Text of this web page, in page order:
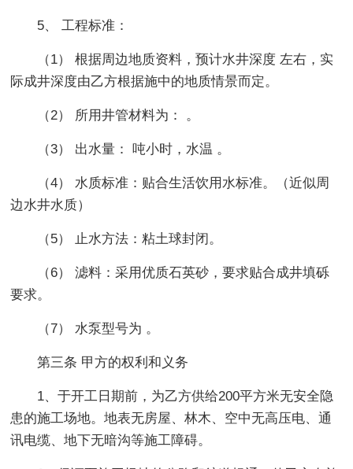
5、 工程标准：
（1） 根据周边地质资料，预计水井深度 左右，实
际成井深度由乙方根据施中的地质情景而定。
（2） 所用井管材料为： 。
（3） 出水量： 吨小时，水温 。
（4） 水质标准：贴合生活饮用水标准。（近似周
边水井水质）
（5） 止水方法：粘土球封闭。
（6） 滤料：采用优质石英砂，要求贴合成井填砾
要求。
（7） 水泵型号为 。
第三条 甲方的权利和义务
1、于开工日期前，为乙方供给200平方米无安全隐
患的施工场地。地表无房屋、林木、空中无高压电、通
讯电缆、地下无暗沟等施工障碍。